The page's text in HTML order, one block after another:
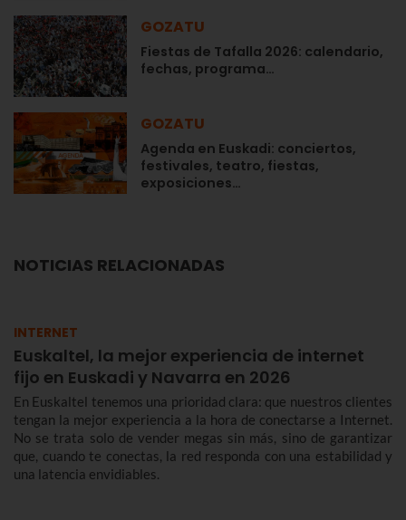
GOZATU
Fiestas de Tafalla 2026: calendario,
fechas, programa…
GOZATU
Agenda en Euskadi: conciertos,
festivales, teatro, fiestas,
exposiciones…
NOTICIAS RELACIONADAS
INTERNET
Euskaltel, la mejor experiencia de internet
fijo en Euskadi y Navarra en 2026
En Euskaltel tenemos una prioridad clara: que nuestros clientes
tengan la mejor experiencia a la hora de conectarse a Internet.
No se trata solo de vender megas sin más, sino de garantizar
que, cuando te conectas, la red responda con una estabilidad y
una latencia envidiables.